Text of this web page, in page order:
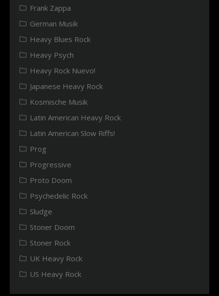
Frank Zappa
German Musik
Heavy Blues Rock
Heavy Psych
Heavy Rock Nuevo!
Japanese Heavy Rock
Kosmische Musik
Latin American Heavy Rock
Latin American Slow Riffs!
Prog
Progressive
Proto Doom
Psychedelic Rock
Sludge
Stoner Doom
Stoner Rock
UK Heavy Rock
US Heavy Rock